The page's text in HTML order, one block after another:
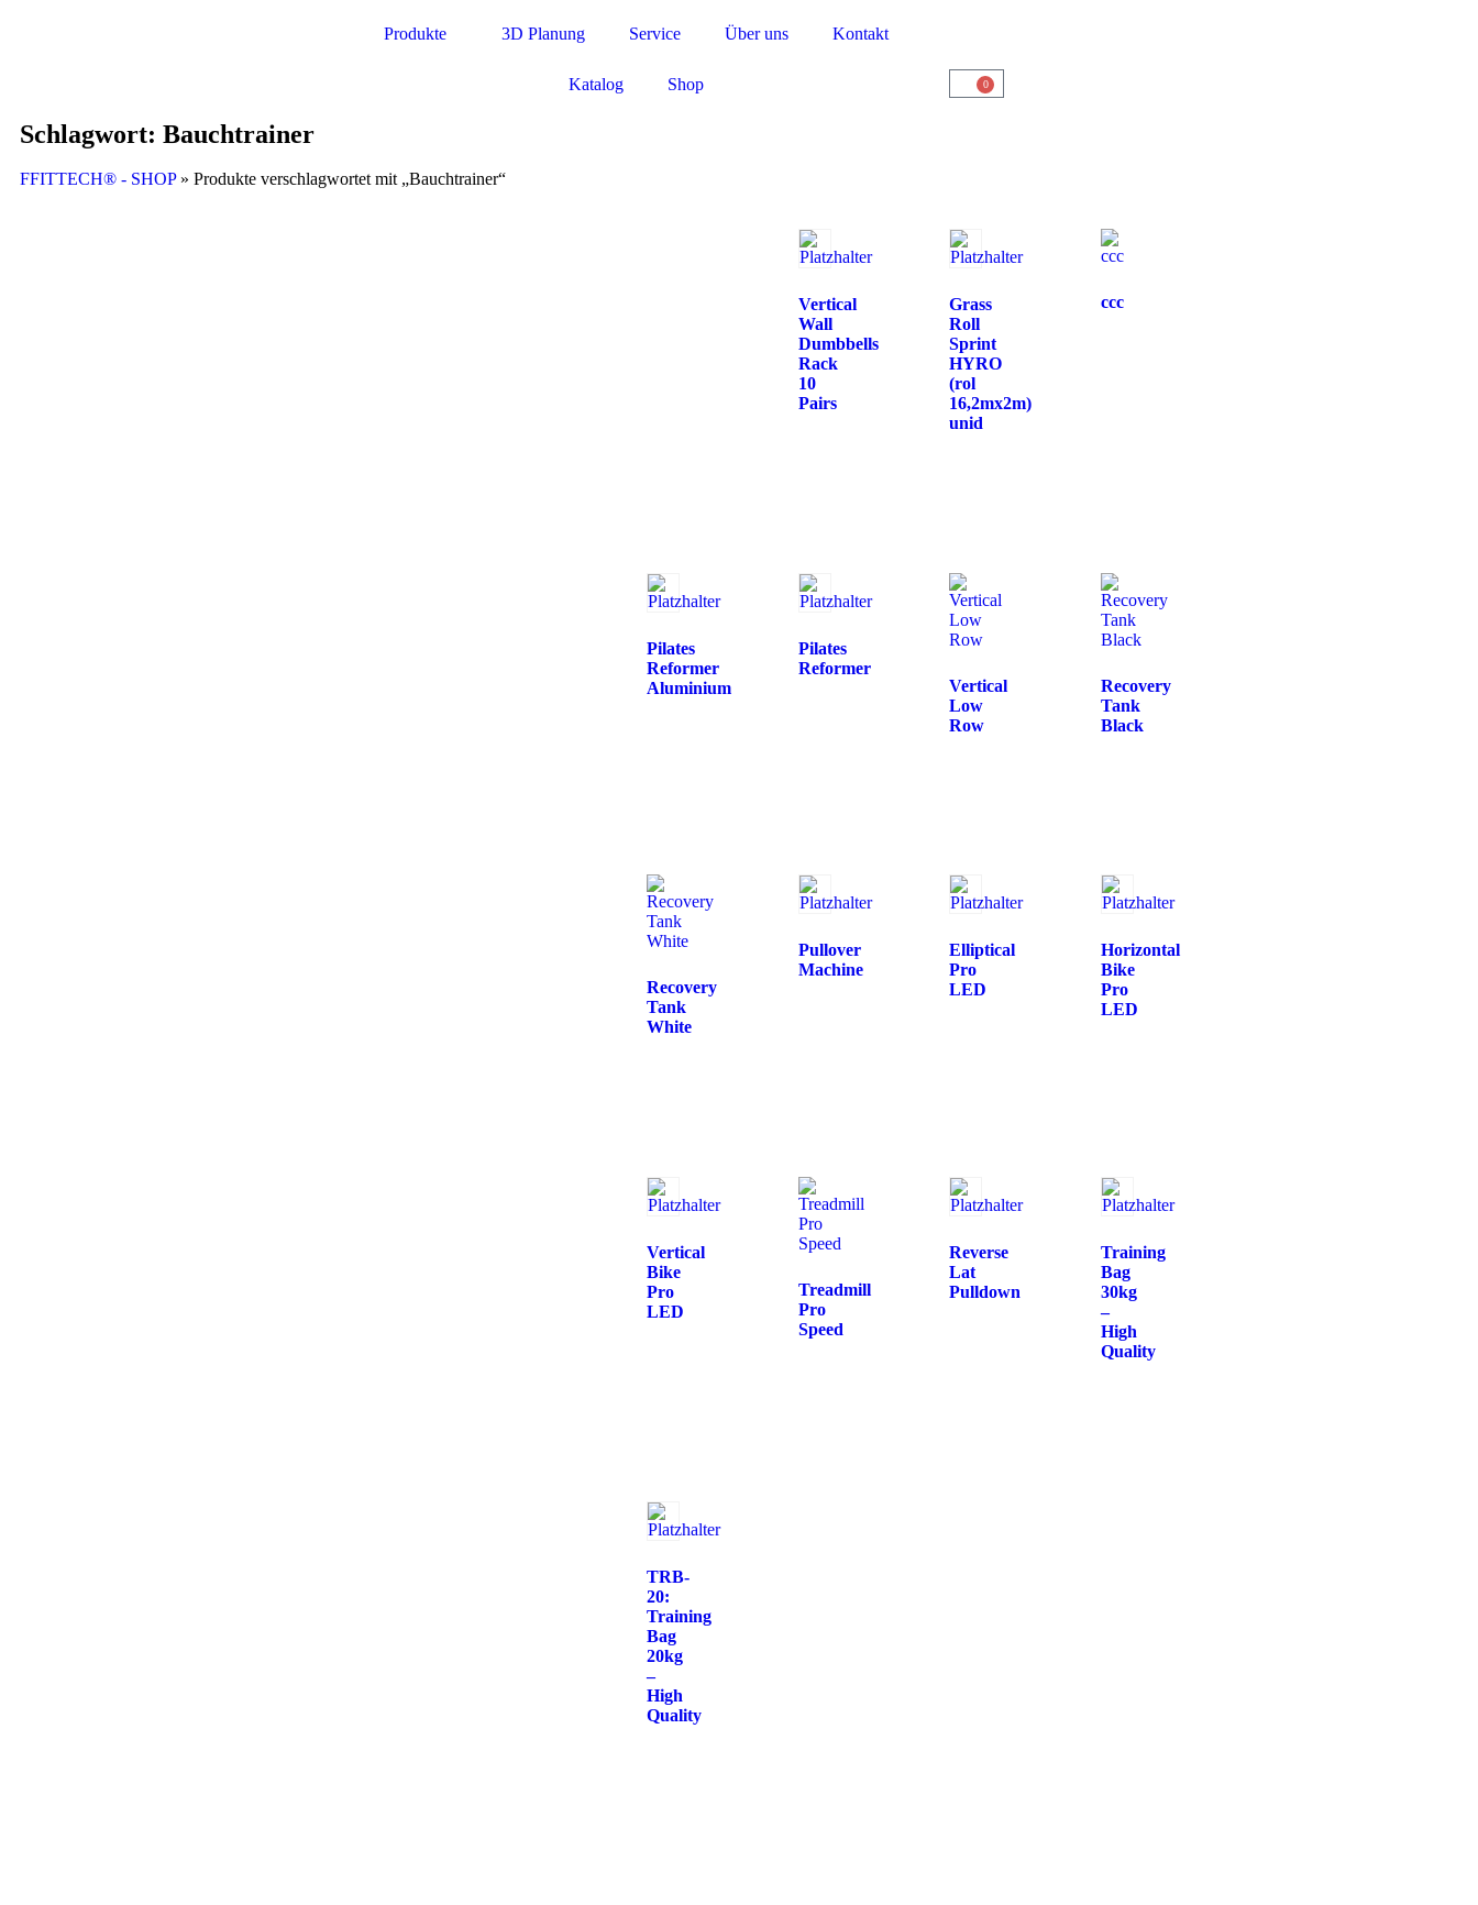
Produkte 3D Planung Service Über uns Kontakt
Katalog Shop 0
Schlagwort: Bauchtrainer
FFITTECH® - SHOP» Produkte verschlagwortet mit „Bauchtrainer“
Vertical
Wall
Dumbbells
Rack
10
Pairs
Grass
Roll
Sprint
HYRO
(rol
16,2mx2m)
unid
ccc
Pilates
Reformer
Aluminium
Pilates
Reformer
Vertical
Low
Row
Recovery
Tank
Black
Recovery
Tank
White
Pullover
Machine
Elliptical
Pro
LED
Horizontal
Bike
Pro
LED
Vertical
Bike
Pro
LED
Treadmill
Pro
Speed
Reverse
Lat
Pulldown
Training
Bag
30kg
–
High
Quality
TRB-
20:
Training
Bag
20kg
–
High
Quality